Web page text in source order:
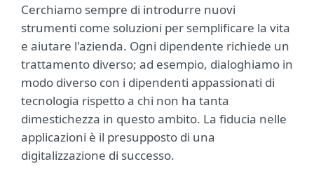
Cerchiamo sempre di introdurre nuovi
strumenti come soluzioni per semplificare la vita
e aiutare l'azienda. Ogni dipendente richiede un
trattamento diverso; ad esempio, dialoghiamo in
modo diverso con i dipendenti appassionati di
tecnologia rispetto a chi non ha tanta
dimestichezza in questo ambito. La fiducia nelle
applicazioni è il presupposto di una
digitalizzazione di successo.